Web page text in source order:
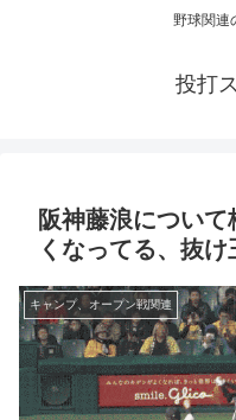
野球関連
投打
阪神藤浪につい
くなってる、抜
キャンプ、オープン戦関連